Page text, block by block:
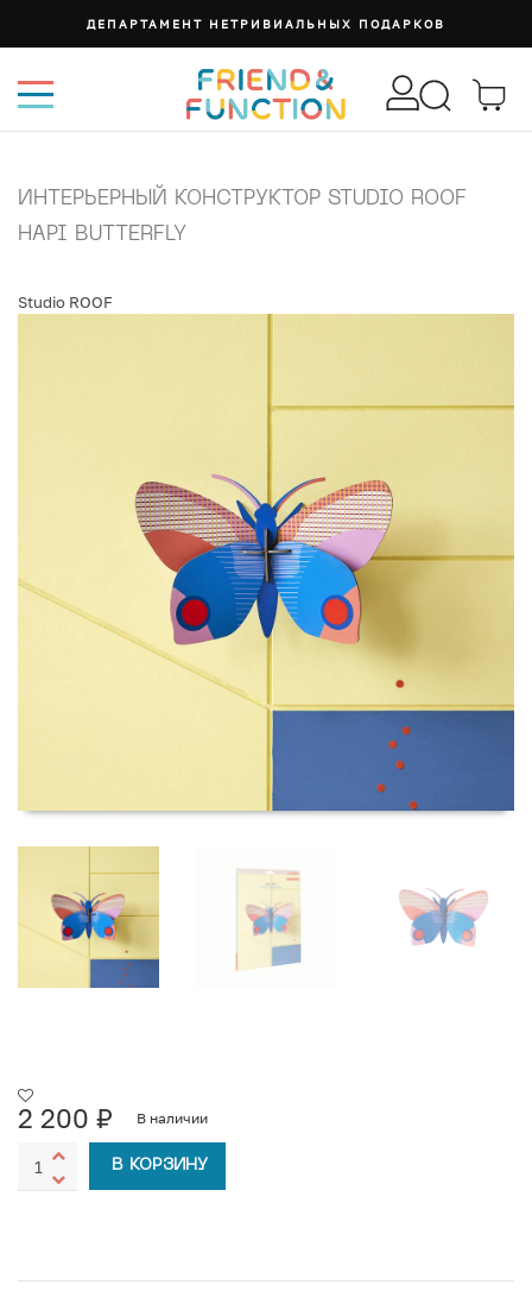
ДЕПАРТАМЕНТ НЕТРИВИАЛЬНЫХ ПОДАРКОВ
ИНТЕРЬЕРНЫЙ КОНСТРУКТОР STUDIO ROOF
HAPI BUTTERFLY
Studio ROOF
2 200 ₽ В наличии
В КОРЗИНУ